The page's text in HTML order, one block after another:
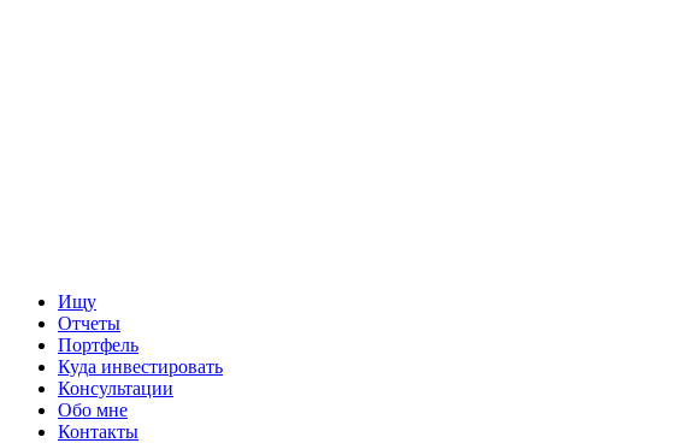
Ищу
Отчеты
Портфель
Куда инвестировать
Консультации
Обо мне
Контакты